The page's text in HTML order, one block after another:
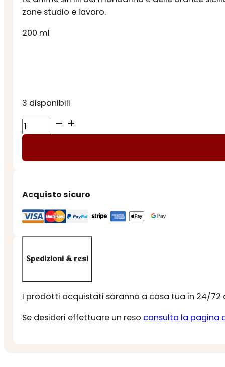
zone studio e lavoro.
200 ml
3 disponibili
DIFFUSORE
MANDARINO
AGRUMI
quantità
Acquisto sicuro
Spedizioni & resi
I prodotti acquistati saranno a casa tua in 24/72
Se desideri effettuare un reso consulta la pagina